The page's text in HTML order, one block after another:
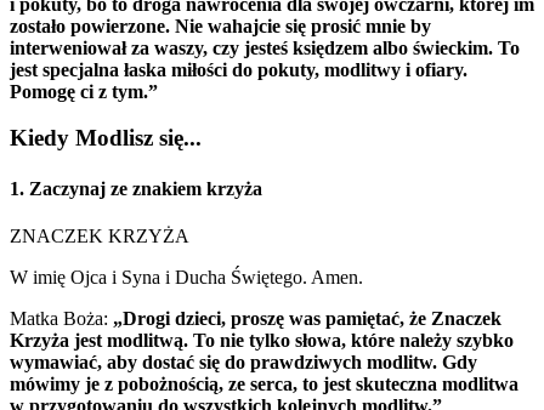
zostało powierzone. Nie wahajcie się prosić mnie by
interweniował za waszy, czy jesteś księdzem albo świeckim. To
jest specjalna łaska miłości do pokuty, modlitwy i ofiary.
Pomogę ci z tym.”
Kiedy Modlisz się...
1. Zaczynaj ze znakiem krzyża
ZNACZEK KRZYŻA
W imię Ojca i Syna i Ducha Świętego. Amen.
Matka Boża: „Drogi dzieci, proszę was pamiętać, że Znaczek
Krzyża jest modlitwą. To nie tylko słowa, które należy szybko
wymawiać, aby dostać się do prawdziwych modlitw. Gdy
mówimy je z pobożnością, ze serca, to jest skuteczna modlitwa
w przygotowaniu do wszystkich kolejnych modlitw.”